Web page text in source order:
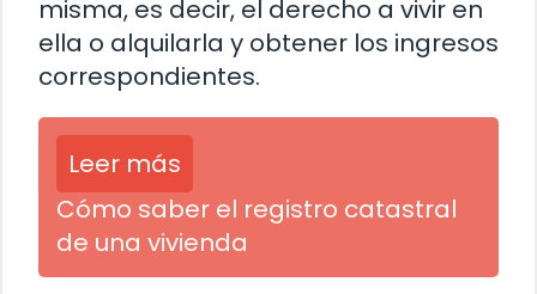
misma, es decir, el derecho a vivir en
ella o alquilarla y obtener los ingresos
correspondientes.
Leer más
Cómo saber el registro catastral
de una vivienda